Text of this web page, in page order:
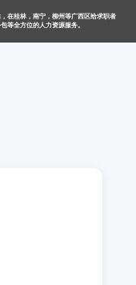
在桂林，南宁，柳州等广西区给求职者
等全方位的人力资源服务。